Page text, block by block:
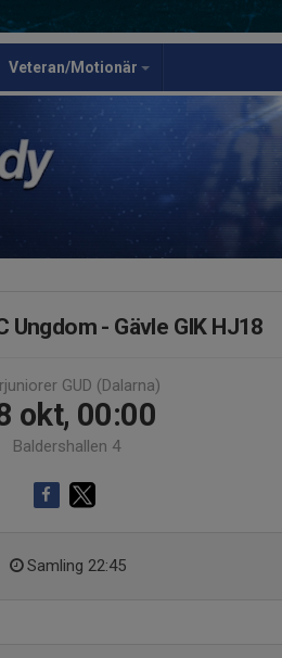
Veteran/Motionär
Ungdom - Gävle GIK HJ18
GUD (Dalarna)
okt, 00:00
Baldershallen 4
Samling 22:45